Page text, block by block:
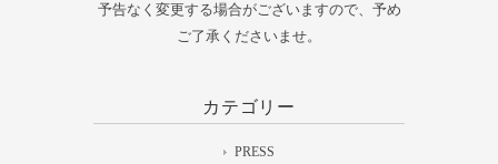
予告なく変更する場合がございますので、予め
ご了承くださいませ。
カテゴリー
PRESS